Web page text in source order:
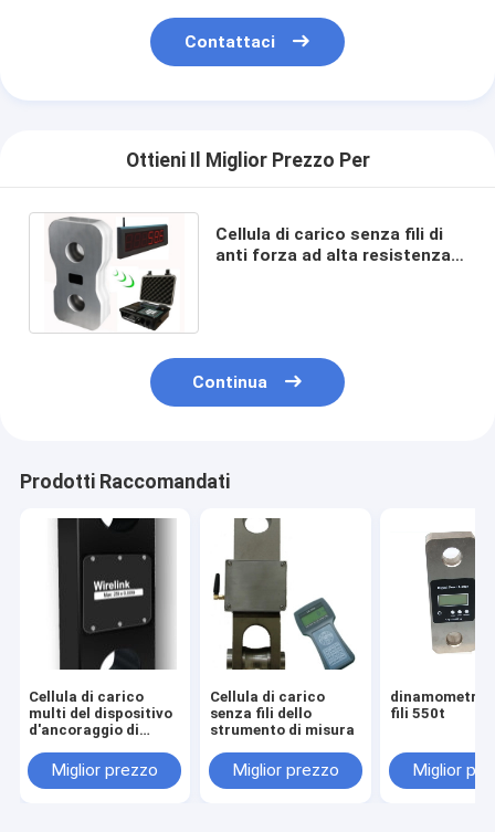
Contattaci
Ottieni Il Miglior Prezzo Per
Cellula di carico senza fili di
anti forza ad alta resistenza
Continua
Prodotti Raccomandati
Cellula di carico
multi del dispositivo
d'ancoraggio di
Miglior prezzo
Cellula di carico
senza fili dello
strumento di misura
Miglior prezzo
dinamometro
fili 550t
Miglior